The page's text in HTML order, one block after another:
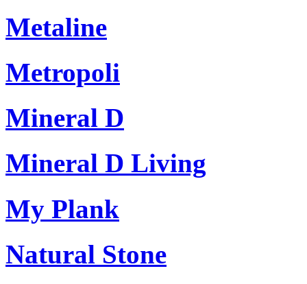
Metaline
Metropoli
Mineral D
Mineral D Living
My Plank
Natural Stone